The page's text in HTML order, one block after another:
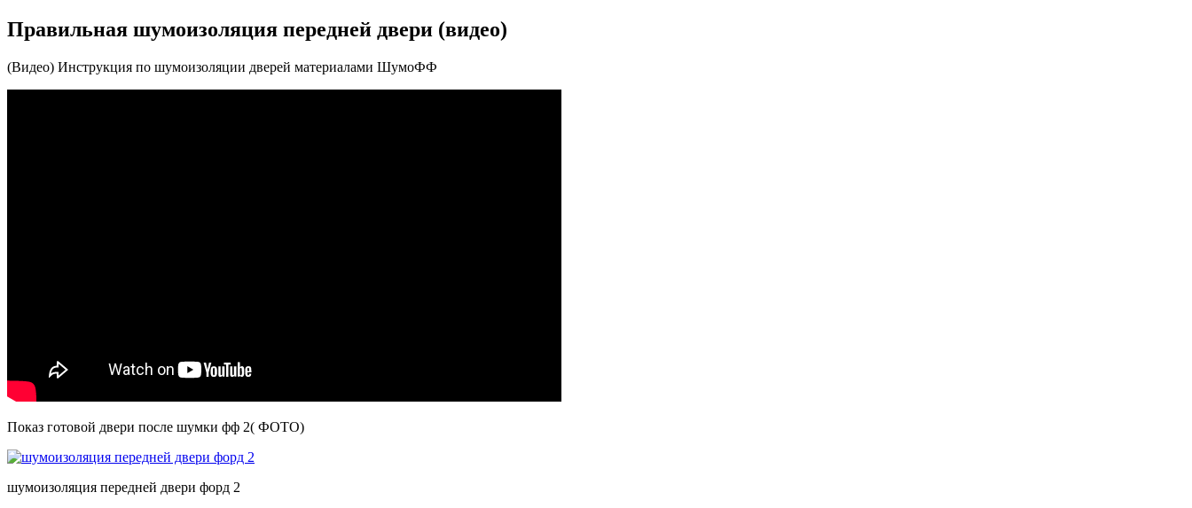
Правильная шумоизоляция передней двери (видео)
(Видео) Инструкция по шумоизоляции дверей материалами ШумоФФ
Показ готовой двери после шумки фф 2( ФОТО)
шумоизоляция передней двери форд 2